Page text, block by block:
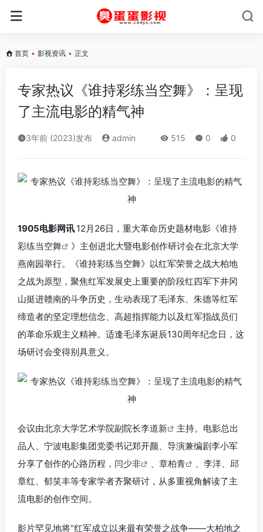
首页 • 影视资讯 • 正文
专家热议《谁持彩练当空舞》：呈现
了主流电影的精气神
3年前 (2023)发布 admin 515 0 0
1905电影网讯 12月26日，重大革命历史题材电影《谁持
彩练当空舞
》主创进北大暨电影创作研讨会在北京大学
燕南园举行。《谁持彩练当空舞》以红军荣誉之战大柏地
之战为原型，聚焦红军发展史上重要的阶段红四军下井冈
山挺进赣南的斗争历史，生动表现了毛泽东、朱德等红军
缔造者的坚定理想信念、高超指挥能力以及红军指战员们
的革命乐观主义精神。适逢毛泽东诞辰130周年纪念日，这
场研讨会变得别具意义。
会议由北京大学艺术学院副院长李道新
主持。电影总出
品人、宁波电影集团党委书记郑开颜、导演兼编剧李小军
分享了创作的心路历程， 闫少非 、 章柏青
、李洋、邱
章红、郁笑丰等专家学者齐聚研讨，从多重视角解读了主
流电影的创作空间。
影片罕见地将“红军成立以来最有荣誉之战争——大柏地之